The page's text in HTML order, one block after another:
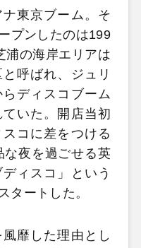
東京ブーム。そ
プンしたのは199
浦の海岸エリアは
呼ばれ、ジュリ
ディスコブーム
いた。開店当初
コに差をつける
な夜を過ごせる英
ィスコ」という
タートした。
靡した理由とし